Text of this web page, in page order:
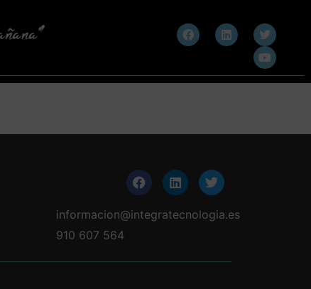
informacion@integratecnologia.es
910 607 564